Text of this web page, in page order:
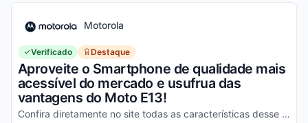
Motorola
Verificado Destaque
Aproveite o Smartphone de qualidade mais
acessível do mercado e usufrua das
vantagens do Moto E13!
Confira diretamente no site todas as características desse novo smartphone Motorola e aproveite!